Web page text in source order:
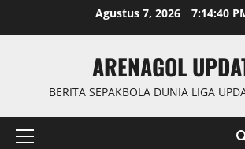
Agustus 7, 2026 7:14:41
ARENAGOL
BERITA SEPAKBOLA DUNIA LIGA
Primary